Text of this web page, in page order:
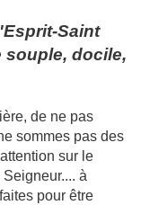
Saint
souple, docile,
de ne pas
sommes pas des
sur le
à
pour être